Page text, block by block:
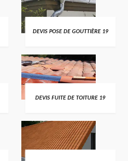
DEVIS POSE DE GOUTTIÈRE 19
DEVIS FUITE DE TOITURE 19